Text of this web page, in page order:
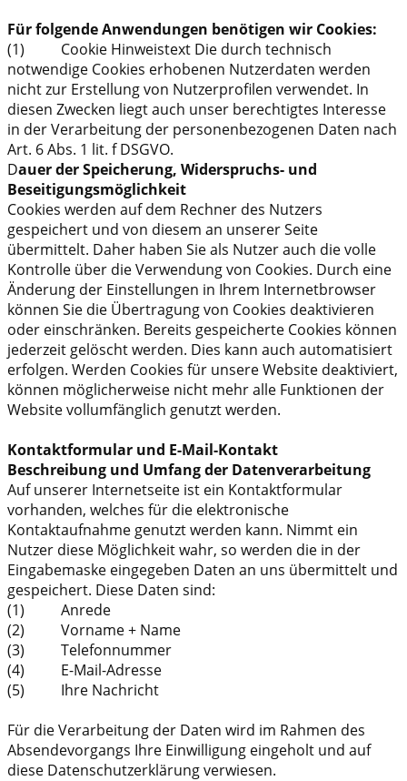
Für folgende Anwendungen benötigen wir Cookies:
(1) Cookie Hinweistext Die durch technisch
notwendige Cookies erhobenen Nutzerdaten werden
nicht zur Erstellung von Nutzerprofilen verwendet. In
diesen Zwecken liegt auch unser berechtigtes Interesse
in der Verarbeitung der personenbezogenen Daten nach
Art. 6 Abs. 1 lit. f DSGVO.
Dauer der Speicherung, Widerspruchs- und
Beseitigungsmöglichkeit
Cookies werden auf dem Rechner des Nutzers
gespeichert und von diesem an unserer Seite
übermittelt. Daher haben Sie als Nutzer auch die volle
Kontrolle über die Verwendung von Cookies. Durch eine
Änderung der Einstellungen in Ihrem Internetbrowser
können Sie die Übertragung von Cookies deaktivieren
oder einschränken. Bereits gespeicherte Cookies können
jederzeit gelöscht werden. Dies kann auch automatisiert
erfolgen. Werden Cookies für unsere Website deaktiviert,
können möglicherweise nicht mehr alle Funktionen der
Website vollumfänglich genutzt werden.
Kontaktformular und E-Mail-Kontakt
Beschreibung und Umfang der Datenverarbeitung
Auf unserer Internetseite ist ein Kontaktformular
vorhanden, welches für die elektronische
Kontaktaufnahme genutzt werden kann. Nimmt ein
Nutzer diese Möglichkeit wahr, so werden die in der
Eingabemaske eingegeben Daten an uns übermittelt und
gespeichert. Diese Daten sind:
(1) Anrede
(2) Vorname + Name
(3) Telefonnummer
(4) E-Mail-Adresse
(5) Ihre Nachricht
Für die Verarbeitung der Daten wird im Rahmen des
Absendevorgangs Ihre Einwilligung eingeholt und auf
diese Datenschutzerklärung verwiesen.